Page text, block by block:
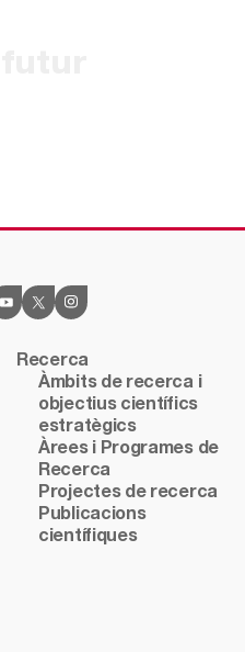
Recerca
Àmbits de recerca i
objectius científics
estratègics
Àrees i Programes de
Recerca
Projectes de recerca
Publicacions
científiques